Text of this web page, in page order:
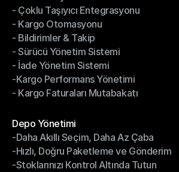
- İndirimli Fiyatlarla Gönderim
- Çoklu Taşıyıcı Entegrasyonu
- Çoklu Taşıyıcı Entegrasyonu
- Kargo Otomasyonu
- Kargo Otomasyonu
- Bildirimler & Takip
- Bildirimler & Takip
- Sürücü Yönetim Sistemi
- Sürücü Yönetim Sistemi
- İade Yönetim Sistemi
- İade Yönetim Sistemi
-Kargo Performans Yönetimi
-Kargo Performans Yönetimi
- Kargo Faturaları Mutabakatı
Depo Yönetimi
Depo Yönetimi
-Daha Akıllı Seçim, Daha Az Çaba
-Daha Akıllı Seçim, Daha Az Çaba
-Hızlı, Doğru Paketleme ve Gönderim
-Hızlı, Doğru Paketleme ve Gönderim
-Stoklarınızı Kontrol Altında Tutun